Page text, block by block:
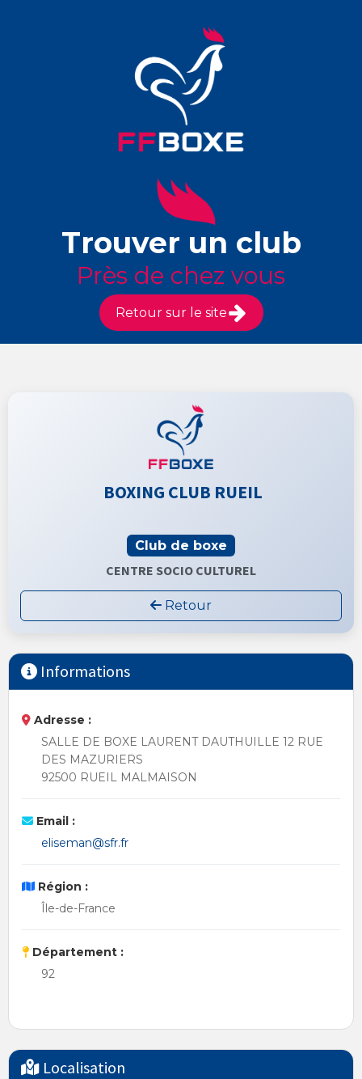
Trouver un club
Près de chez vous
Retour sur le site
BOXING CLUB RUEIL
Club de boxe
CENTRE SOCIO CULTUREL
Retour
Informations
Adresse :
SALLE DE BOXE LAURENT DAUTHUILLE 12 RUE
DES MAZURIERS
92500 RUEIL MALMAISON
Email :
eliseman@sfr.fr
Région :
Île-de-France
Département :
92
Localisation